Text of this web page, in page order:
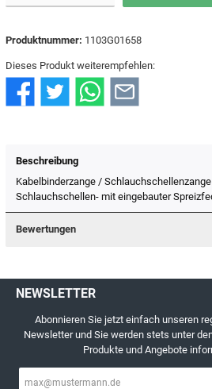
Produktnummer: 1103G01658
Dieses Produkt weiterempfehlen:
Beschreibung
Kabelbinderzange /
Schlauchschellen- mit eingebauter
Bewertungen
NEWSLETTER
Abonnieren Sie jetzt einfach unseren
Newsletter und Sie werden stets unter
Produkte und Angebote